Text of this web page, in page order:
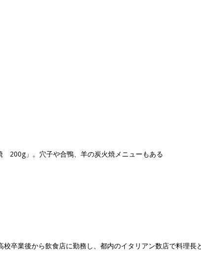
200g」。穴子や合鴨、羊の炭火焼メニューもある
卒業後から飲食店に勤務し、都内のイタリアン数店で料理長